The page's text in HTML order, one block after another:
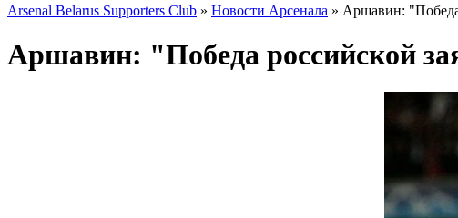
Arsenal Belarus Supporters Club » Новости Арсенала » Аршавин: "Победа
Аршавин: "Победа российской